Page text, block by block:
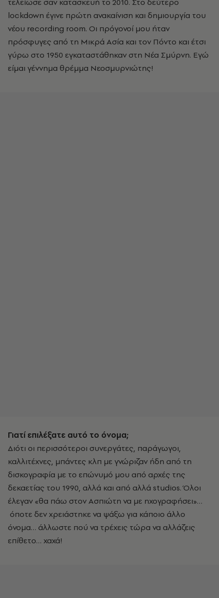
lockdown έγινε πρώτη ανακαίνιση και δημιουργία του
νέου recording room. Οι πρόγονοί μου ήταν
πρόσφυγες από τη Μικρά Ασία και τον Πόντο και έτσι
γύρω στο 1950 εγκαταστάθηκαν στη Νέα Σμύρνη. Εγώ
είμαι γέννημα θρέμμα Νεοσμυρνιώτης!
Γιατί επιλέξατε αυτό το όνομα;
Διότι οι περισσότεροι συνεργάτες, παράγωγοι,
καλλιτέχνες, μπάντες κλπ με γνώριζαν ήδη από τη
δισκογραφία με το επώνυμό μου από αρχές της
δεκαετίας του 1990, αλλά και από αλλά studios. Όλοι
έλεγαν «θα πάω στον Ασπιώτη να με ηχογραφήσει»…
όποτε δεν χρειάστηκε να ψάξω για κάποιο άλλο
όνομα… άλλωστε πού να τρέχεις τώρα να αλλάζεις
επίθετο… χαχά!